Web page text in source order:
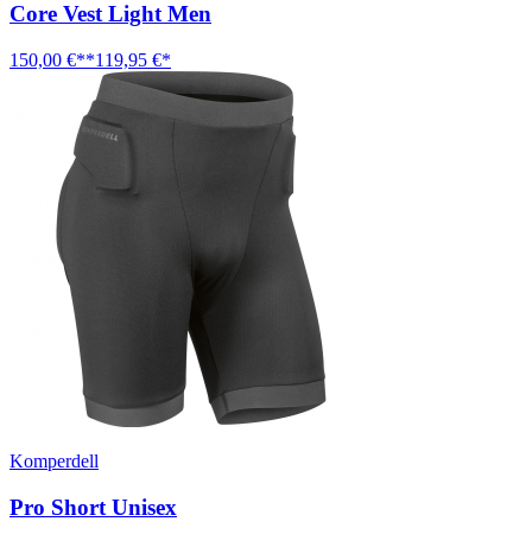
Core Vest Light Men
150,00 €**119,95 €*
Komperdell
Pro Short Unisex